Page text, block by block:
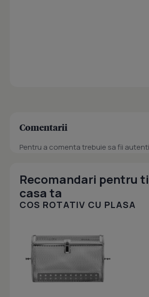
Comentarii
Pentru a comenta trebuie sa fii
Recomandari pentru
casa ta
COS ROTATIV CU PLASA